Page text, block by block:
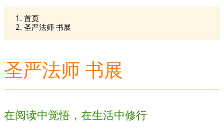
首页
圣严法师 书展
圣严法师 书展
在阅读中觉悟，​​​​​​​​​​在生活中修行